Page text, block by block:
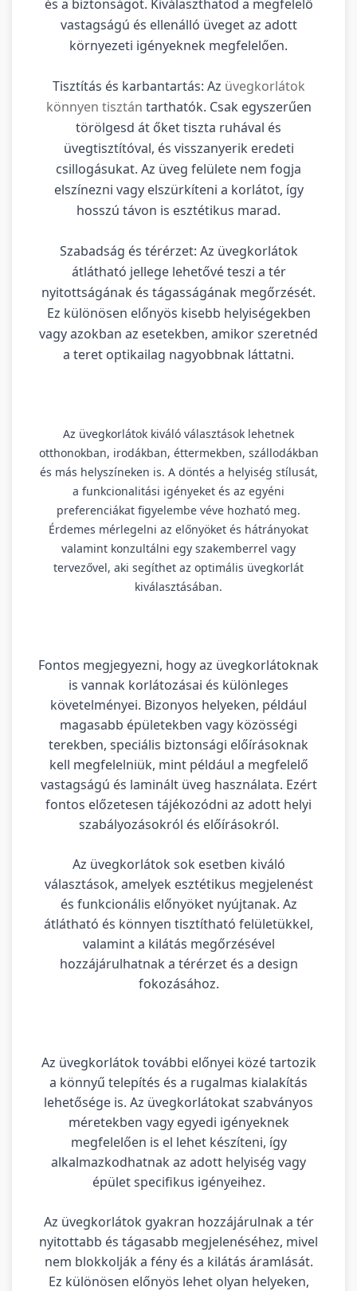
és a biztonságot. Kiválaszthatod a megfelelő
vastagságú és ellenálló üveget az adott
környezeti igényeknek megfelelően.
Tisztítás és karbantartás: Az üvegkorlátok
könnyen tisztán tarthatók. Csak egyszerűen
törölgesd át őket tiszta ruhával és
üvegtisztítóval, és visszanyerik eredeti
csillogásukat. Az üveg felülete nem fogja
elszínezni vagy elszürkíteni a korlátot, így
hosszú távon is esztétikus marad.
Szabadság és térérzet: Az üvegkorlátok
átlátható jellege lehetővé teszi a tér
nyitottságának és tágasságának megőrzését.
Ez különösen előnyös kisebb helyiségekben
vagy azokban az esetekben, amikor szeretnéd
a teret optikailag nagyobbnak láttatni.
Az üvegkorlátok kiváló választások lehetnek
otthonokban, irodákban, éttermekben, szállodákban
és más helyszíneken is. A döntés a helyiség stílusát,
a funkcionalitási igényeket és az egyéni
preferenciákat figyelembe véve hozható meg.
Érdemes mérlegelni az előnyöket és hátrányokat
valamint konzultálni egy szakemberrel vagy
tervezővel, aki segíthet az optimális üvegkorlát
kiválasztásában.
Fontos megjegyezni, hogy az üvegkorlátoknak
is vannak korlátozásai és különleges
követelményei. Bizonyos helyeken, például
magasabb épületekben vagy közösségi
terekben, speciális biztonsági előírásoknak
kell megfelelniük, mint például a megfelelő
vastagságú és laminált üveg használata. Ezért
fontos előzetesen tájékozódni az adott helyi
szabályozásokról és előírásokról.
Az üvegkorlátok sok esetben kiváló
választások, amelyek esztétikus megjelenést
és funkcionális előnyöket nyújtanak. Az
átlátható és könnyen tisztítható felületükkel,
valamint a kilátás megőrzésével
hozzájárulhatnak a térérzet és a design
fokozásához.
Az üvegkorlátok további előnyei közé tartozik
a könnyű telepítés és a rugalmas kialakítás
lehetősége is. Az üvegkorlátokat szabványos
méretekben vagy egyedi igényeknek
megfelelően is el lehet készíteni, így
alkalmazkodhatnak az adott helyiség vagy
épület specifikus igényeihez.
Az üvegkorlátok gyakran hozzájárulnak a tér
nyitottabb és tágasabb megjelenéséhez, mivel
nem blokkolják a fény és a kilátás áramlását.
Ez különösen előnyös lehet olyan helyeken,